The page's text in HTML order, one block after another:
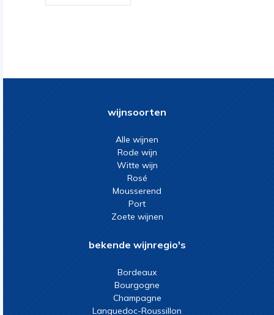
wijnsoorten
Alle wijnen
Rode wijn
Witte wijn
Rosé
Mousserend
Port
Zoete wijnen
bekende wijnregio's
Bordeaux
Bourgogne
Champagne
Languedoc-Roussillon